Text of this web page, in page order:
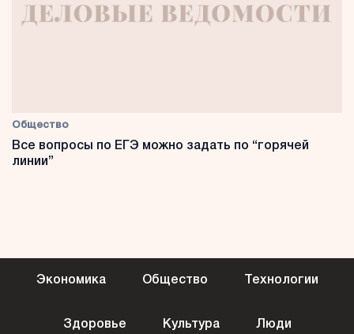
Общество
Все вопросы по ЕГЭ можно задать по “горячей
линии”
Экономика Общество Технологии
Здоровье Культура Люди